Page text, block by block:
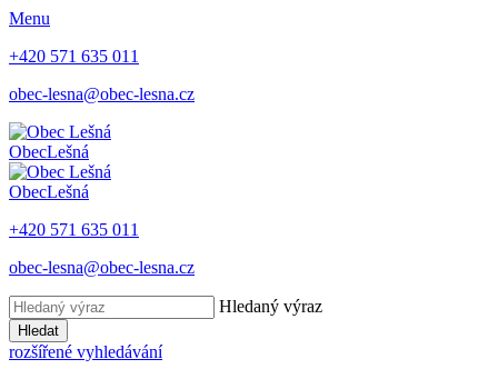
Menu
+420 571 635 011
obec-lesna@obec-lesna.cz
ObecLešná
ObecLešná
+420 571 635 011
obec-lesna@obec-lesna.cz
Hledaný výraz
Hledat
rozšířené vyhledávání